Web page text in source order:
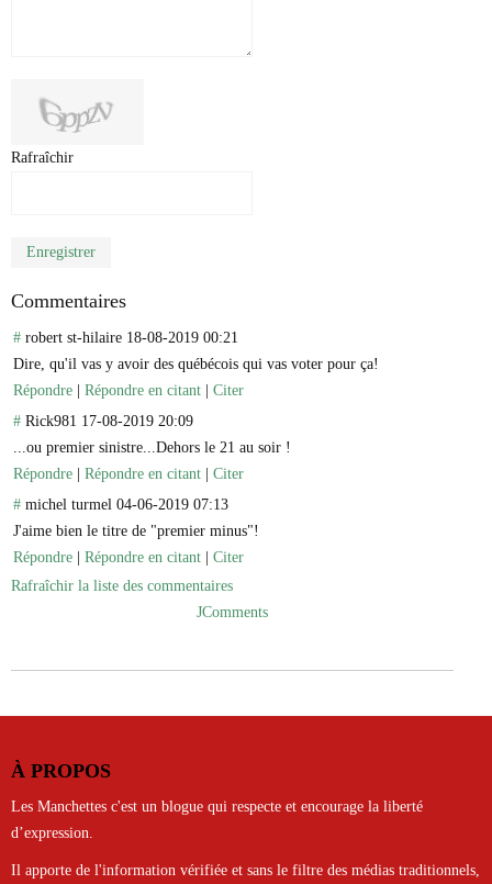
Rafraîchir
Enregistrer
Commentaires
# robert st-hilaire 18-08-2019 00:21
Dire, qu'il vas y avoir des québécois qui vas voter pour ça!
Répondre
Répondre en citant
Citer
# Rick981 17-08-2019 20:09
...ou premier sinistre...Dehors le 21 au soir !
Répondre
Répondre en citant
Citer
# michel turmel 04-06-2019 07:13
J'aime bien le titre de "premier minus"!
Répondre
Répondre en citant
Citer
Rafraîchir la liste des commentaires
JComments
À PROPOS
Les Manchettes c'est un blogue qui respecte et encourage la liberté
d’expression.
Il apporte de l'information vérifiée et sans le filtre des médias traditionnels,